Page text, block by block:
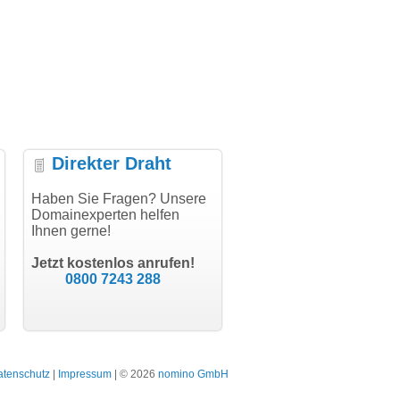
vielen
software GbR
Landau an der Isar
"Vielen Dank für den
AuthCode - hat alles prima
Direkter Draht
Haben Sie Fragen? Unsere
Domainexperten helfen
Ihnen gerne!
Jetzt kostenlos anrufen!
0800 7243 288
Impressum | © 2026 nomino GmbH